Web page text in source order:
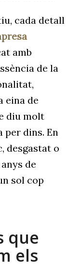
cada detall
amb
de la
eina de
diu molt
per dins. En
desgastat o
de
sol cop
que
els